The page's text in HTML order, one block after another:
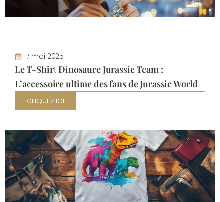
7 mai 2025
Le T-Shirt Dinosaure Jurassic Team :
L’accessoire ultime des fans de Jurassic World
CLIQUEZ ICI